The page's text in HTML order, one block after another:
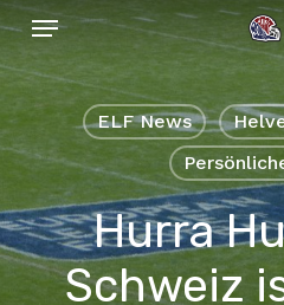
Skip
main
content
Menu
ELF News
Hurra
Schweiz